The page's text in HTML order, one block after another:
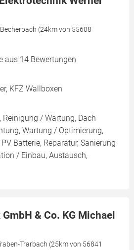
(24km von 55608
aus 14 Bewertungen
KFZ Wallboxen
/ Wartung, Dach
Wartung / Optimierung,
Batterie, Reparatur, Sanierung
/ Einbau, Austausch,
& Co. KG Michael
Trarbach (25km von 56841